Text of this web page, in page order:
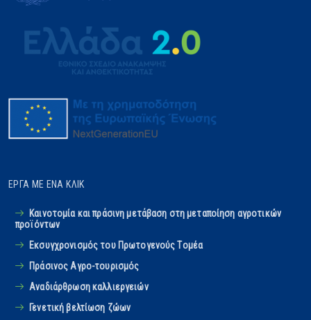
ΈΡΓΑ ΜΕ ΈΝΑ ΚΛΙΚ
Καινοτομία και πράσινη μετάβαση στη μεταποίηση αγροτικών
προϊόντων
Εκσυγχρονισμός του Πρωτογενούς Tομέα
Πράσινος Αγρο-τουρισμός
Αναδιάρθρωση καλλιεργειών
Γενετική βελτίωση ζώων